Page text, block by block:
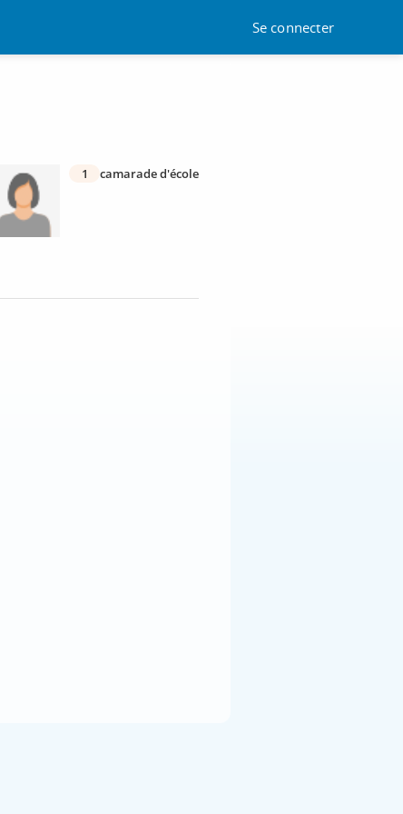
Se connecter
1 camarade d'école